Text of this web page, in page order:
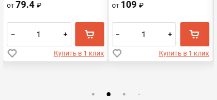
от 79.4₽
– +
Купить в 1 клик
от 109₽
– +
Купить в 1 клик